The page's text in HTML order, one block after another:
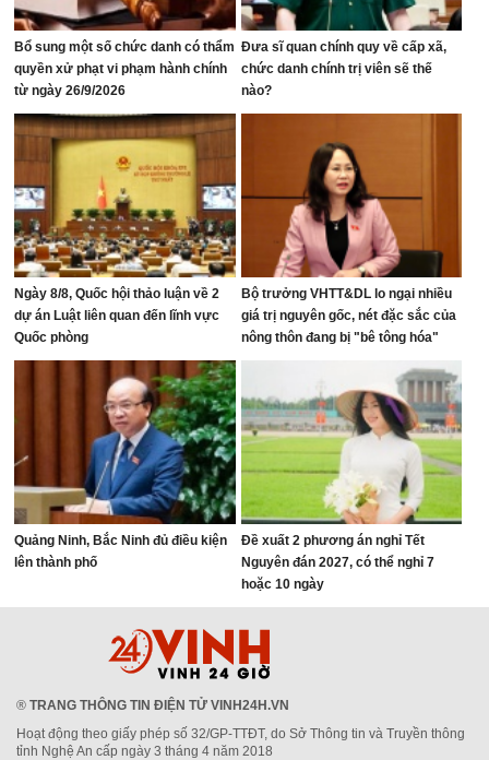
Bổ sung một số chức danh có thẩm
quyền xử phạt vi phạm hành chính
từ ngày 26/9/2026
Đưa sĩ quan chính quy về cấp xã,
chức danh chính trị viên sẽ thế
nào?
Ngày 8/8, Quốc hội thảo luận về 2
dự án Luật liên quan đến lĩnh vực
Quốc phòng
Bộ trưởng VHTT&DL lo ngại nhiều
giá trị nguyên gốc, nét đặc sắc của
nông thôn đang bị "bê tông hóa"
Quảng Ninh, Bắc Ninh đủ điều kiện
lên thành phố
Đề xuất 2 phương án nghỉ Tết
Nguyên đán 2027, có thể nghỉ 7
hoặc 10 ngày
® TRANG THÔNG TIN ĐIỆN TỬ VINH24H.VN
Hoạt động theo giấy phép số 32/GP-TTĐT, do Sở Thông tin và Truyền thông
tỉnh Nghệ An cấp ngày 3 tháng 4 năm 2018